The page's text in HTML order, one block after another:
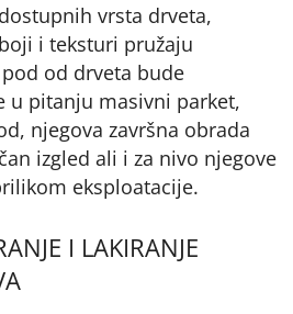
vrsta drveta,
i teksturi pružaju
od drveta bude
u pitanju masivni parket,
njegova završna obrada
izgled ali i za nivo njegove
eksploatacije.
I LAKIRANJE